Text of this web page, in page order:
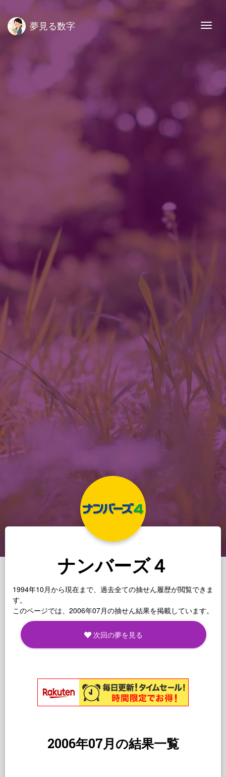
夢見る数字
ナンバーズ４
1994年10月から現在まで、過去全ての抽せん履歴が閲覧できま
す。
このページでは、2006年07月の抽せん結果を掲載しています。
次回の夢を見る
2006年07月の結果一覧